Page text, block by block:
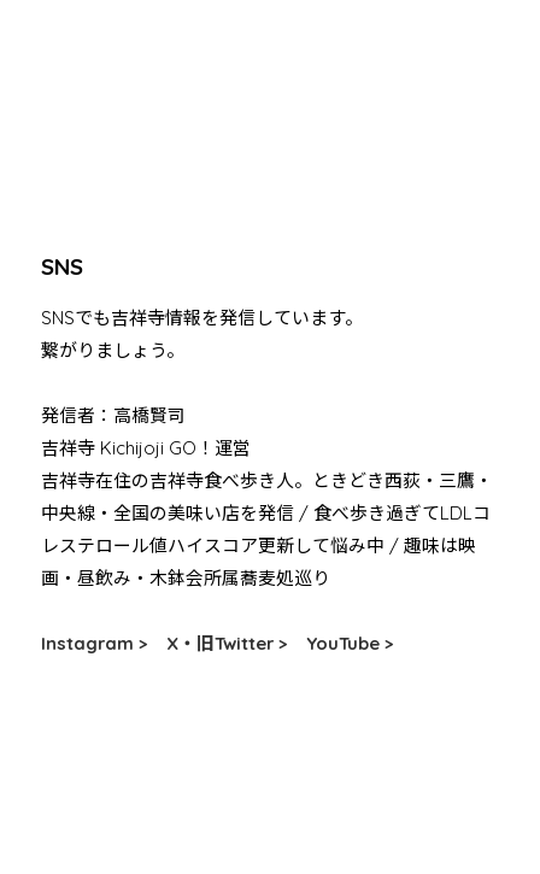
SNS
SNSでも吉祥寺情報を発信しています。
繋がりましょう。
発信者：高橋賢司
吉祥寺 Kichijoji GO！運営
吉祥寺在住の吉祥寺食べ歩き人。ときどき西荻・三鷹・
中央線・全国の美味い店を発信 / 食べ歩き過ぎてLDLコ
レステロール値ハイスコア更新して悩み中 / 趣味は映
画・昼飲み・木鉢会所属蕎麦処巡り
Instagram > X・旧Twitter > YouTube >